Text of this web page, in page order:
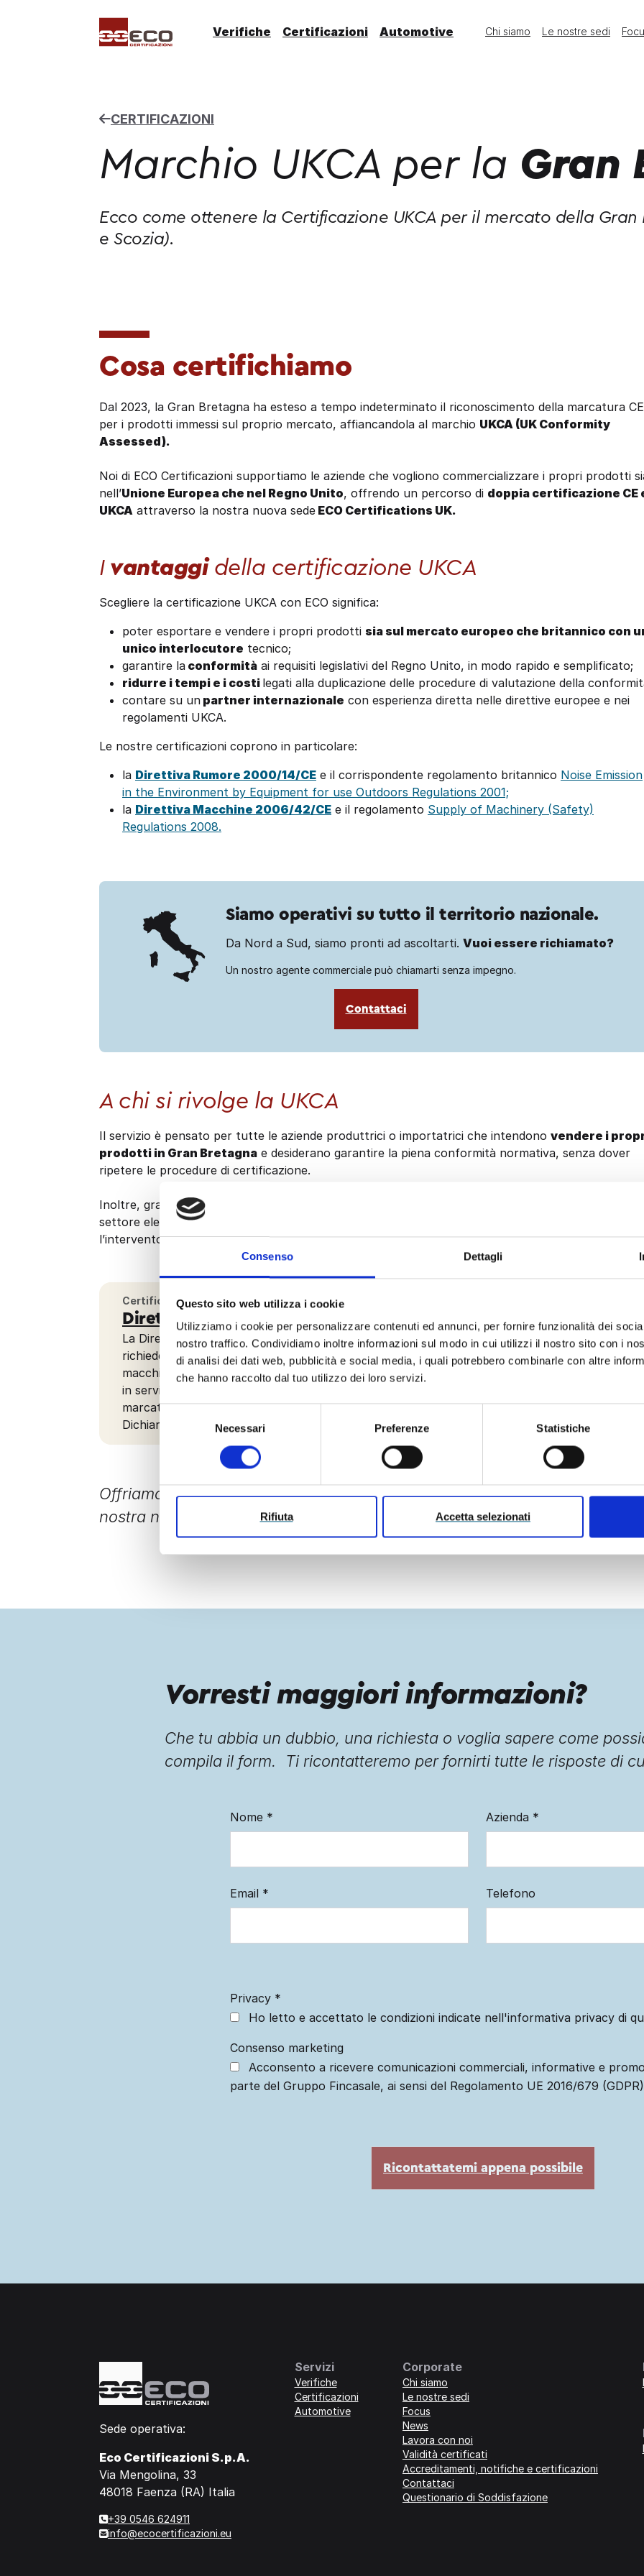
Consenso Dettagli
Questo sito web utilizza i cookie
Utilizziamo i cookie per personalizzare contenuti ed annunci, per fornire funzionalità dei
nostro traffico. Condividiamo inoltre informazioni sul modo in cui utilizzi il nostro sito con i
di analisi dei dati web, pubblicità e social media, i quali potrebbero combinarle con altre
che hanno raccolto dal tuo utilizzo dei loro servizi.
Selezione
Necessari Preferenze Statistiche
Rifiuta Accetta selezionati
Verifiche Certificazioni Automotive Chi siamo Le nostre sedi
CERTIFICAZIONI
Marchio UKCA per la Gran
Ecco come ottenere la Certificazione UKCA per il mercato della
e Scozia).
Cosa certifichiamo
Dal 2023, la Gran Bretagna ha esteso a tempo indeterminato il riconoscimento della marcatura CE
per i prodotti immessi sul proprio mercato, affiancandola al marchio UKCA (UK Conformity
Assessed).
Noi di ECO Certificazioni supportiamo le aziende che vogliono commercializzare i propri prodotti
nell’Unione Europea che nel Regno Unito, offrendo un percorso di doppia certificazione CE
UKCA attraverso la nostra nuova sede ECO Certifications UK.
Ivantaggidella certificazione UKCA
Scegliere la certificazione UKCA con ECO significa:
poter esportare e vendere i propri prodotti sia sul mercato europeo che britannico con
unico interlocutore tecnico;
garantire la conformità ai requisiti legislativi del Regno Unito, in modo rapido e semplificato;
ridurre i tempi e i costi legati alla duplicazione delle procedure di valutazione della
contare su un partner internazionale con esperienza diretta nelle direttive europee e nei
regolamenti UKCA.
Le nostre certificazioni coprono in particolare:
la Direttiva Rumore 2000/14/CE e il corrispondente regolamento britannico Noise Emission
in the Environment by Equipment for use Outdoors Regulations 2001;
la Direttiva Macchine 2006/42/CE e il regolamento Supply of Machinery (Safety)
Regulations 2008.
Siamo operativi su tutto il territorio nazionale.
Da Nord a Sud, siamo pronti ad ascoltarti. Vuoi essere richiamato?
Un nostro agente commerciale può chiamarti senza impegno.
Contattaci
A chi si rivolge la UKCA
Il servizio è pensato per tutte le aziende produttrici o importatrici che intendono vendere i
prodotti in Gran Bretagna e desiderano garantire la piena conformità normativa, senza dover
ripetere le procedure di certificazione.
Inoltre, grazie al supporto tecnico del Gruppo Fincasale, possiamo assistere anche le imprese del
settore elettrico per la verifica della conformità UKCA in tutti i casi in cui non sia richiesto
l’intervento di un organismo notificato.
Certificazioni
Direttiva Macchine
La Direttiva Macchine 2006/42/CE
richiede ai costruttori di apporre sulle
macchine, immesse sul mercato o messe
in servizio per utilizzo proprio, la
marcatura CE e di redigere la
Dichiarazione CE di conformità.
Direttiva Rumore
La Direttiva Rumore 2000/14/CE impone
la marcatura di rumorosità per 57 tipi di
attrezzature e macchine utilizzate
Offriamo un percorso di doppia certificazione CE e UKCA attraverso la
nostra nuova sede ECO Certifications UK.
Vorresti maggiori informazioni?
Che tu abbia un dubbio, una richiesta o voglia sapere come
compila il form. Ti ricontatteremo per fornirti tutte le risposte di
Nome * Azienda *
Email * Telefono
Privacy *
Ho letto e accettato le condizioni indicate nell'informativa privacy di
Consenso marketing
Acconsento a ricevere comunicazioni commerciali, informative e
parte del Gruppo Fincasale, ai sensi del Regolamento UE 2016/679
Sede operativa:
Eco Certificazioni S.p.A.
Via Mengolina, 33
48018 Faenza (RA) Italia
+39 0546 624911
info@ecocertificazioni.eu
Servizi
Verifiche
Certificazioni
Automotive
Corporate
Chi siamo
Le nostre sedi
Focus
News
Lavora con noi
Validità certificati
Accreditamenti, notifiche e certificazioni
Contattaci
Questionario di Soddisfazione